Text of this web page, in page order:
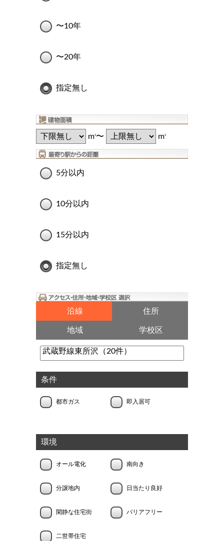
〜10年
〜20年
指定無し
m2〜 m2
5分以内
10分以内
15分以内
指定無し
沿線 住所
地域 学校区
条件
都市ガス 即入居可
環境
オール電化 南向き
分譲地内 日当たり良好
閑静な住宅街 バリアフリー
二世帯住宅